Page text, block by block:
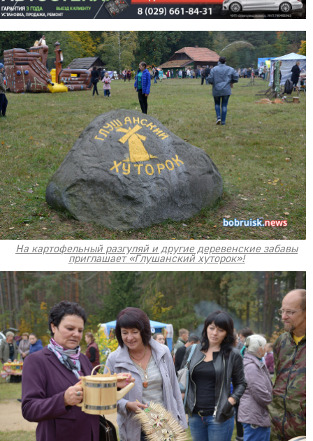
На картофельный разгуляй и другие деревенские забавы
приглашает «Глушанский хуторок»!